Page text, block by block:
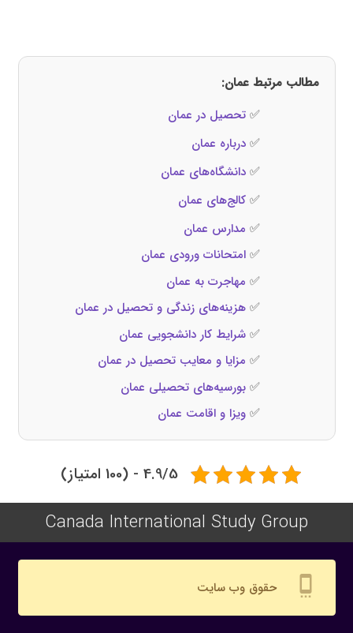
مطالب مرتبط عمان:
✅تحصیل در عمان
✅درباره عمان
✅دانشگاه‌های عمان
✅کالج‌های عمان
✅ مدارس عمان
✅امتحانات ورودی عمان
✅ مهاجرت به عمان
✅هزینه‌های زندگی و تحصیل در عمان
✅شرایط کار دانشجویی عمان
✅ مزایا و معایب تحصیل در عمان
✅بورسیه‌های تحصیلی عمان
✅ویزا و اقامت عمان
4.9/5 - (100 امتیاز)
Canada International Study Group
settings_cell حقوق وب سایت